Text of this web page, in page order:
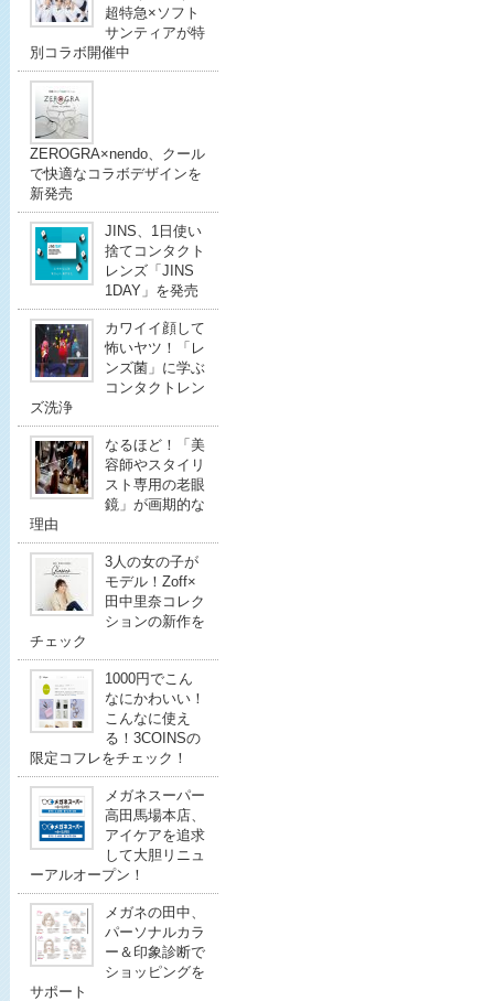
超特急×ソフト
サンティアが特
別コラボ開催中
ZEROGRA×nendo、クール
で快適なコラボデザインを
新発売
JINS、1日使い
捨てコンタクト
レンズ「JINS
1DAY」を発売
カワイイ顔して
怖いヤツ！「レ
ンズ菌」に学ぶ
コンタクトレン
ズ洗浄
なるほど！「美
容師やスタイリ
スト専用の老眼
鏡」が画期的な
理由
3人の女の子が
モデル！Zoff×
田中里奈コレク
ションの新作を
チェック
1000円でこん
なにかわいい！
こんなに使え
る！3COINSの
限定コフレをチェック！
メガネスーパー
高田馬場本店、
アイケアを追求
して大胆リニュ
ーアルオープン！
メガネの田中、
パーソナルカラ
ー＆印象診断で
ショッピングを
サポート